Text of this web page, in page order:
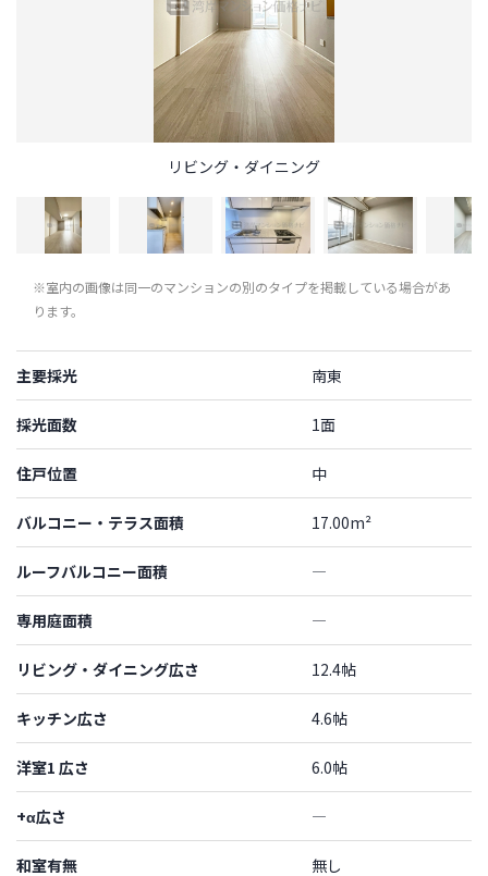
リビング・ダイニング
※室内の画像は同一のマンションの別のタイプを掲載している場合があ
ります。
主要採光 南東
採光面数 1面
住戸位置 中
バルコニー・テラス面積 17.00m²
ルーフバルコニー面積 ―
専用庭面積 ―
リビング・ダイニング広さ 12.4帖
キッチン広さ 4.6帖
洋室1 広さ 6.0帖
+α広さ ―
和室有無 無し